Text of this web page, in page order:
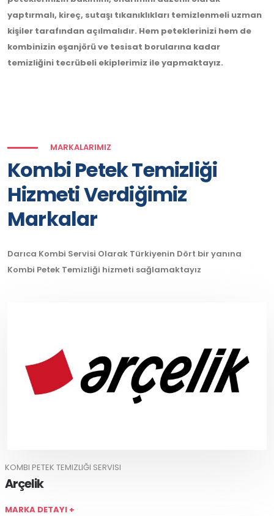
yaptırmalı, kireç, sutaşı tıkanıklıkları temizlenmeli uzman
kişiler tarafından açılmalıdır. Hem peteklerinizi hem de
kombinizin eşanjörü ve tesisat borularına kadar
temizliğini tecrübeli ekiplerimiz ile yapmaktayız.
MARKALARIMIZ
Kombi Petek Temizliği
Hizmeti Verdiğimiz
Markalar
Darıca Kombi Servisi Olarak Türkiyenin Dört bir yanına
Kombi Petek Temizliği hizmeti sağlamaktayız
KOMBI PETEK TEMIZLIĞI SERVISI
Arçelik
MARKA DETAYI +